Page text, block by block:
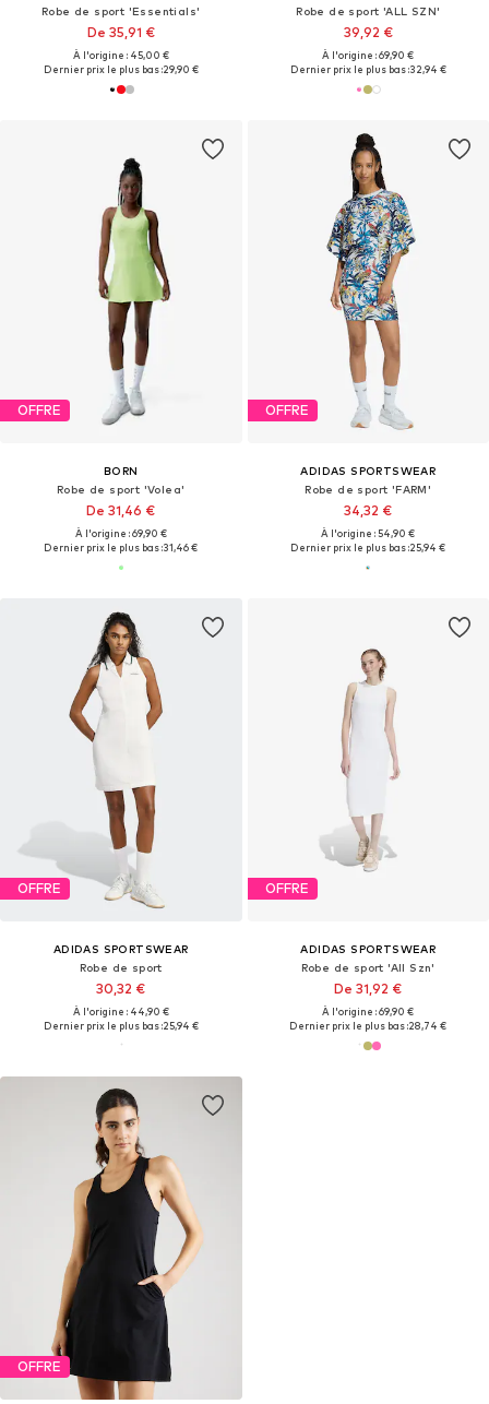
Robe de sport 'Essentials'
De 35,91 €
À l'origine : 45,00 €
Dernier prix le plus bas :29,90 €
Robe de sport 'ALL SZN'
39,92 €
À l'origine : 69,90 €
Dernier prix le plus bas :32,94 €
OFFRE
BORN
Robe de sport 'Volea'
De 31,46 €
À l'origine : 69,90 €
Dernier prix le plus bas :31,46 €
OFFRE
ADIDAS SPORTSWEAR
Robe de sport 'FARM'
34,32 €
À l'origine : 54,90 €
Dernier prix le plus bas :25,94 €
OFFRE
ADIDAS SPORTSWEAR
Robe de sport
30,32 €
À l'origine : 44,90 €
Dernier prix le plus bas :25,94 €
OFFRE
ADIDAS SPORTSWEAR
Robe de sport 'All Szn'
De 31,92 €
À l'origine : 69,90 €
Dernier prix le plus bas :28,74 €
OFFRE